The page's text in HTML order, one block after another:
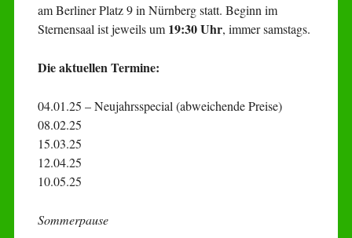
am Berliner Platz 9 in Nürnberg statt. Beginn im
Sternensaal ist jeweils um 19:30 Uhr, immer samstags.
Die aktuellen Termine:
04.01.25 – Neujahrsspecial (abweichende Preise)
08.02.25
15.03.25
12.04.25
10.05.25
Sommerpause